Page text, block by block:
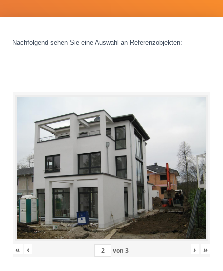
Nachfolgend sehen Sie eine Auswahl an Referenzobjekten:
« ‹ von 3 › »